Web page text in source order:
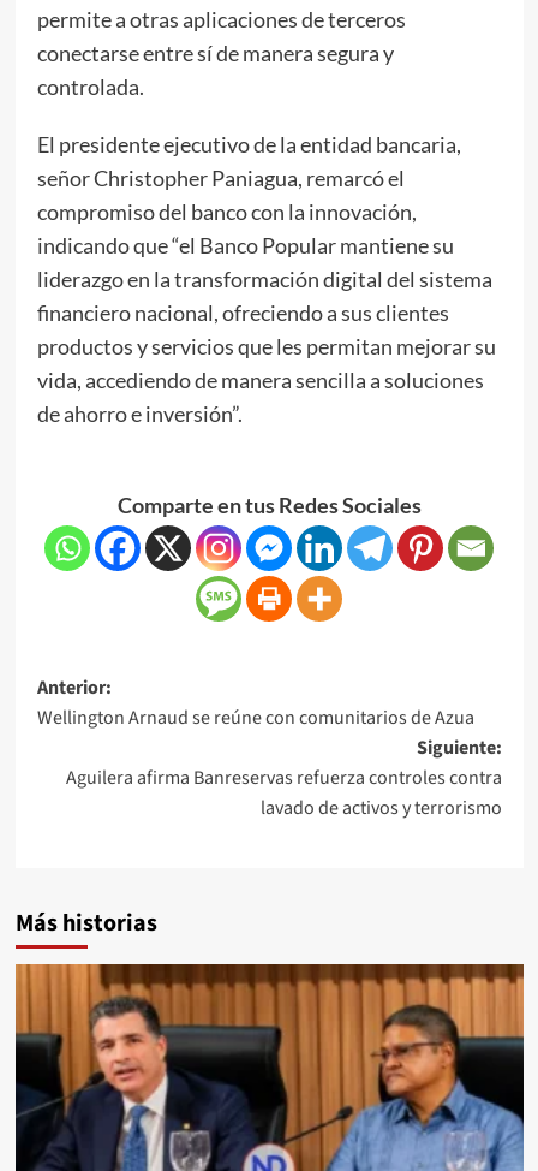
permite a otras aplicaciones de terceros
conectarse entre sí de manera segura y
controlada.
El presidente ejecutivo de la entidad bancaria,
señor Christopher Paniagua, remarcó el
compromiso del banco con la innovación,
indicando que “el Banco Popular mantiene su
liderazgo en la transformación digital del sistema
financiero nacional, ofreciendo a sus clientes
productos y servicios que les permitan mejorar su
vida, accediendo de manera sencilla a soluciones
de ahorro e inversión”.
Comparte en tus Redes Sociales
Anterior:
Wellington Arnaud se reúne con comunitarios de Azua
Siguiente:
Aguilera afirma Banreservas refuerza controles contra
lavado de activos y terrorismo
Más historias